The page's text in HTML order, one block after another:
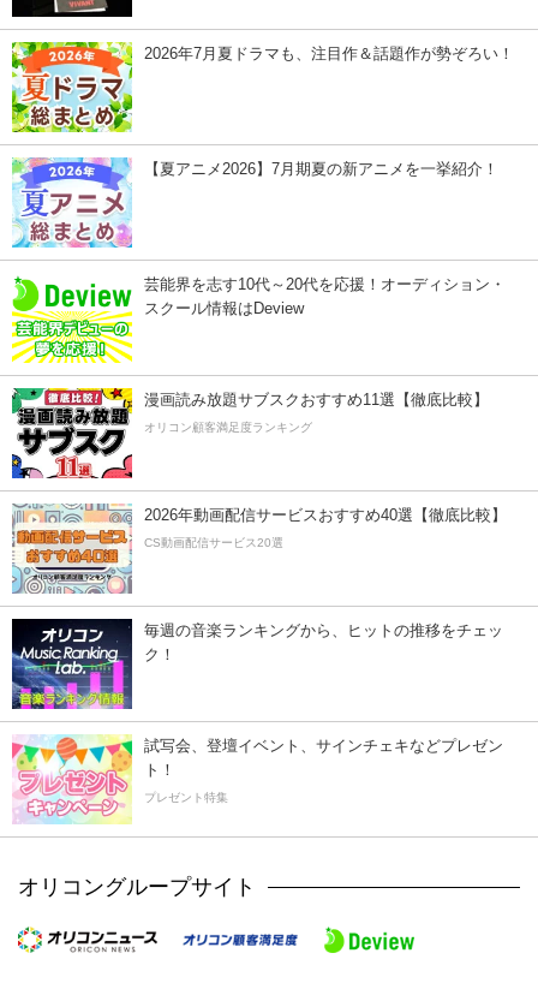
2026年7月夏ドラマも、注目作＆話題作が勢ぞろい！
【夏アニメ2026】7月期夏の新アニメを一挙紹介！
芸能界を志す10代～20代を応援！オーディション・
スクール情報はDeview
漫画読み放題サブスクおすすめ11選【徹底比較】
オリコン顧客満足度ランキング
2026年動画配信サービスおすすめ40選【徹底比較】
CS動画配信サービス20選
毎週の音楽ランキングから、ヒットの推移をチェッ
ク！
試写会、登壇イベント、サインチェキなどプレゼン
ト！
プレゼント特集
オリコングループサイト